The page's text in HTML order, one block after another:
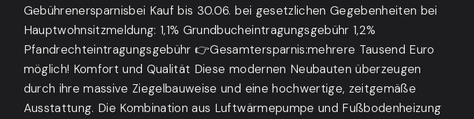
Gebührenersparnisbei Kauf bis 30.06. bei gesetzlichen Gegebenheiten bei
Hauptwohnsitzmeldung: 1,1% Grundbucheintragungsgebühr 1,2%
Pfandrechteintragungsgebühr 👉Gesamtersparnis:mehrere Tausend Euro
möglich! Komfort und Qualität Diese modernen Neubauten überzeugen
durch ihre massive Ziegelbauweise und eine hochwertige, zeitgemäße
Ausstattung. Die Kombination aus Luftwärmepumpe und Fußbodenheizung